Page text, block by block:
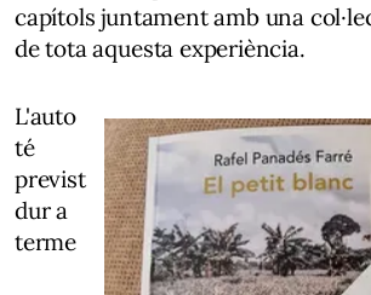
capítols juntament amb una
de tota aquesta experiència.
L'auto
té
previst
dur a
terme